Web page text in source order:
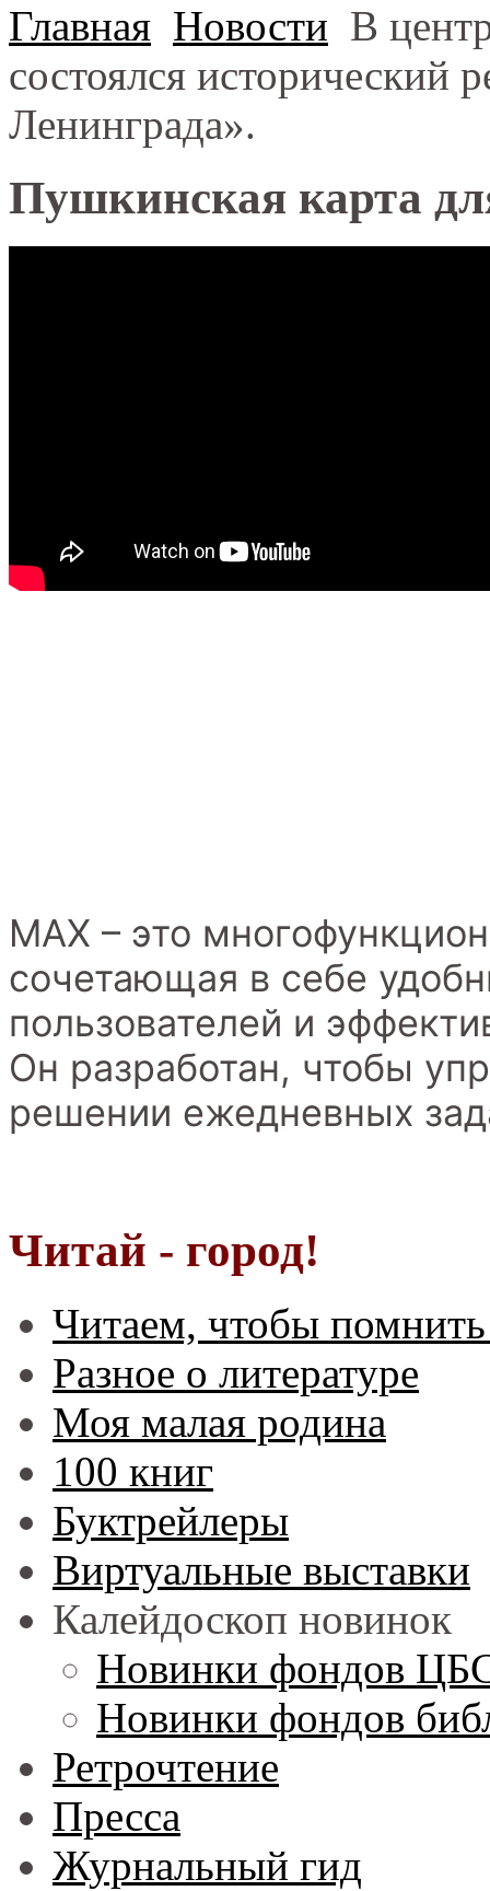
Главная Новости В
состоялся исторический
Ленинграда».
Пушкинская карта
MAX – это
сочетающая в себе
пользователей и
Он разработан, чтобы
решении ежедневных
Читай - город!
Читаем, чтобы
Разное о литературе
Моя малая родина
100 книг
Буктрейлеры
Виртуальные выставки
Калейдоскоп новинок
Новинки фондов
Новинки фондов
Ретрочтение
Пресса
Журнальный гид